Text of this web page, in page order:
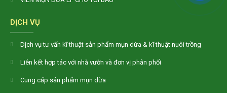
DỊCH VỤ
Dịch vụ tư vấn kĩ thuật sản phẩm mụn dừa & kĩ thuật nuôi trồng
Liên kết hợp tác với nhà vườn và đơn vị phân phối
Cung cấp sản phẩm mụn dừa